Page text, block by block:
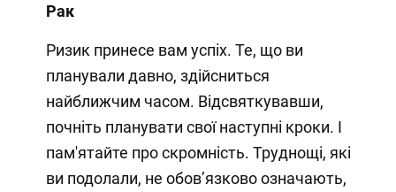
Рак
Ризик принесе вам успіх. Те, що ви
планували давно, здійсниться
найближчим часом. Відсвяткувавши,
почніть планувати свої наступні кроки. І
пам'ятайте про скромність. Труднощі, які
ви подолали, не обов’язково означають,